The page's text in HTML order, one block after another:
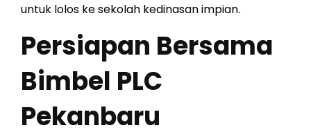
untuk lolos ke sekolah kedinasan impian.
Persiapan Bersama
Bimbel PLC
Pekanbaru